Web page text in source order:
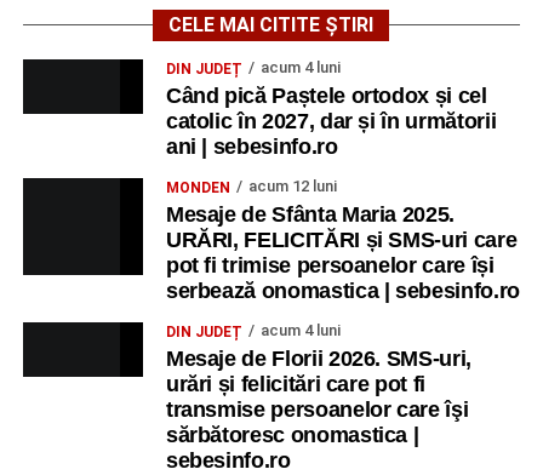
CELE MAI CITITE ȘTIRI
DIN JUDEȚ acum 4 luni
Când pică Paștele ortodox și cel
catolic în 2027, dar și în următorii
ani | sebesinfo.ro
MONDEN acum 12 luni
Mesaje de Sfânta Maria 2025.
URĂRI, FELICITĂRI și SMS-uri care
pot fi trimise persoanelor care își
serbează onomastica | sebesinfo.ro
DIN JUDEȚ acum 4 luni
Mesaje de Florii 2026. SMS-uri,
urări și felicitări care pot fi
transmise persoanelor care îşi
sărbătoresc onomastica |
sebesinfo.ro